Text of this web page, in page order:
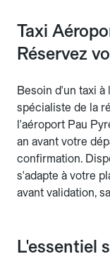
Taxi
Réservez
Besoin d'un taxi
spécialiste de la
l'aéroport Pau
an avant votre
confirmation.
s'adapte à votre
avant validation,
L'essentiel